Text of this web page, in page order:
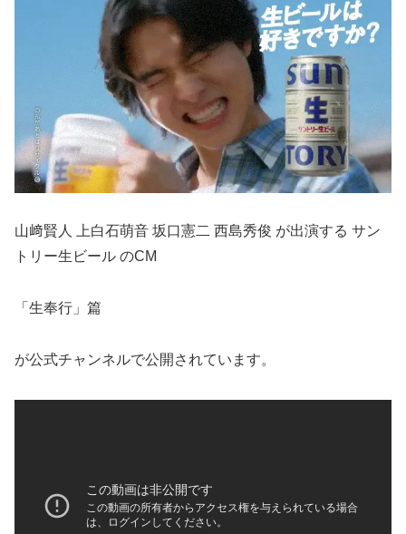
山﨑賢人 上白石萌音 坂口憲二 西島秀俊 が出演する サン
トリー生ビール のCM
「生奉行」篇
が公式チャンネルで公開されています。